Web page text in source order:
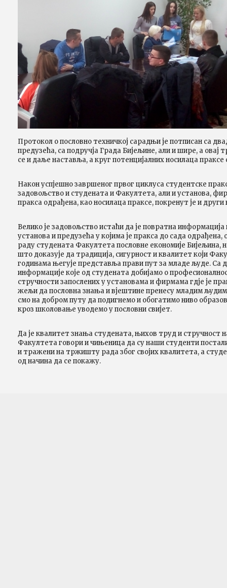
Протокол о пословно техничкој сарадњи је потписан са
предузећа, са подручја Града Бијељине, али и шире, а овај
се и даље наставља, а круг потенцијалних носилаца праксе
Након успјешно завршеног првог циклуса студентске
задовољство и студената и Факултета, али и установа,
пракса одрађена, као носилаца праксе, покренут је и
Велико је задовољство истаћи да је повратна
установа и предузећа у којима је пракса до сада
раду студената Факултета пословне економије Бијељина,
што доказује да традиција, сигурност и квалитет који
годинама његује представља прави пут за младе људе. Са
информације које од студената добијамо о
стручности запослених у установама и фирмама гдје је
жељи да пословна знања и вјештине пренесу младим
смо на добром путу да подигнемо и обогатимо ниво
кроз школовање уводемо у пословни свијет.
Да је квалитет знања студената, њихов труд и стручност
Факултета говори и чињеница да су наши студенти
и тражени на тржишту рада због својих квалитета, а
од начина да се покажу.